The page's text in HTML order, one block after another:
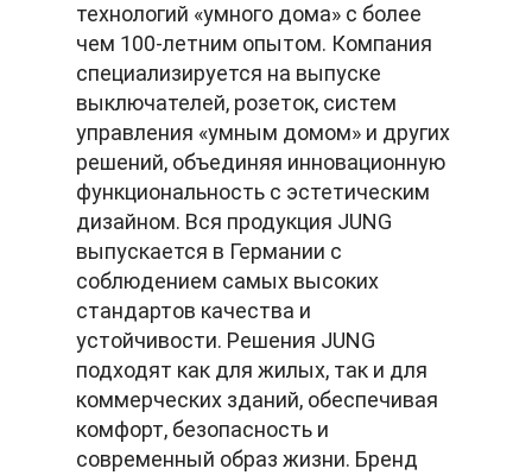
технологий «умного дома» с более
чем 100-летним опытом. Компания
специализируется на выпуске
выключателей, розеток, систем
управления «умным домом» и других
решений, объединяя инновационную
функциональность с эстетическим
дизайном. Вся продукция JUNG
выпускается в Германии с
соблюдением самых высоких
стандартов качества и
устойчивости. Решения JUNG
подходят как для жилых, так и для
коммерческих зданий, обеспечивая
комфорт, безопасность и
современный образ жизни. Бренд